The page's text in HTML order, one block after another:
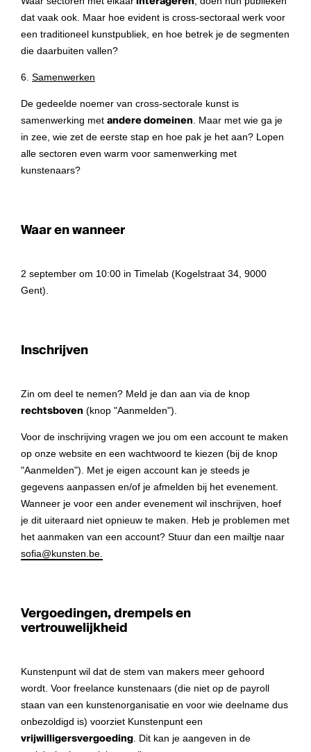
dat vaak ook. Maar hoe evident is cross-sectoraal werk voor
een traditioneel kunstpubliek, en hoe betrek je de segmenten
die daarbuiten vallen?
6. Samenwerken
De gedeelde noemer van cross-sectorale kunst is
samenwerking met andere domeinen. Maar met wie ga je
in zee, wie zet de eerste stap en hoe pak je het aan? Lopen
alle sectoren even warm voor samenwerking met
kunstenaars?
Waar en wanneer
2 september om 10:00 in Timelab (Kogelstraat 34, 9000
Gent).
Inschrijven
Zin om deel te nemen? Meld je dan aan via de knop
rechtsboven (knop "Aanmelden").
Voor de inschrijving vragen we jou om een account te maken
op onze website en een wachtwoord te kiezen (bij de knop
"Aanmelden"). Met je eigen account kan je steeds je
gegevens aanpassen en/of je afmelden bij het evenement.
Wanneer je voor een ander evenement wil inschrijven, hoef
je dit uiteraard niet opnieuw te maken. Heb je problemen met
het aanmaken van een account? Stuur dan een mailtje naar
sofia@kunsten.be.
Vergoedingen, drempels en
vertrouwelijkheid
Kunstenpunt wil dat de stem van makers meer gehoord
wordt. Voor freelance kunstenaars (die niet op de payroll
staan van een kunstenorganisatie en voor wie deelname dus
onbezoldigd is) voorziet Kunstenpunt een
vrijwilligersvergoeding. Dit kan je aangeven in de